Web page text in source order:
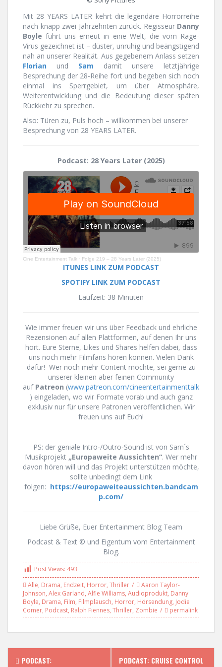
Mit 28 YEARS LATER kehrt die legendäre Horrorreihe
nach knapp zwei Jahrzehnten zurück. Regisseur Danny
Boyle führt uns erneut in eine Welt, die vom Rage-
Virus gezeichnet ist – düster, unruhig und beängstigend
nah an unserer Realität. Aus gegebenem Anlass setzen
Florian und Sam damit unsere letztjährige
Besprechung der 28-Reihe fort und begeben sich noch
einmal ins Sperrgebiet, um über Atmosphäre,
Weiterentwicklung und die Bedeutung dieser späten
Rückkehr zu sprechen.
Also: Türen zu, Puls hoch – willkommen bei unserer
Besprechung von 28 YEARS LATER.
Podcast: 28 Years Later (2025)
Cine Entertainment Talk · Folge 219 – 28 Years Later (2025)
ITUNES LINK ZUM PODCAST
SPOTIFY LINK ZUM PODCAST
Laufzeit: 38 Minuten
Wie immer freuen wir uns über Feedback und ehrliche
Rezensionen auf allen Plattformen, auf denen Ihr uns
hört. Eure Sterne, Likes und Shares helfen dabei, dass
uns noch mehr Filmfans hören können. Vielen Dank
dafür! Wer noch mehr Content möchte, sei gerne zu
unserer kleinen aber feinen Community
auf Patreon (www.patreon.com/cineentertainmenttalk
) eingeladen, wo wir Formate vorab und auch ganz
exklusiv nur für unsere Patronen veröffentlichen. Wir
freuen uns auf Euch!
PS: der geniale Intro-/Outro-Sound ist von Sam´s
Musikprojekt „Europaweite Aussichten“. Wer mehr
davon hören will und das Projekt unterstützen möchte,
sollte unbedingt dem Link
folgen: https://europaweiteaussichten.bandcam
p.com/
Liebe Grüße, Euer Entertainment Blog Team
Podcast & Text © und Eigentum vom Entertainment
Blog.
Post Views: 493
Alle, Drama, Endzeit, Horror, Thriller
Aaron Taylor-
Johnson, Alex Garland, Alfie Williams, Audioprodukt, Danny
Boyle, Drama, Film, Filmplausch, Horror, Hörsendung, Jodie
Comer, Podcast, Ralph Fiennes, Thriller, Zombie permalink
PODCAST:
PODCAST: CRUISE CONTROL